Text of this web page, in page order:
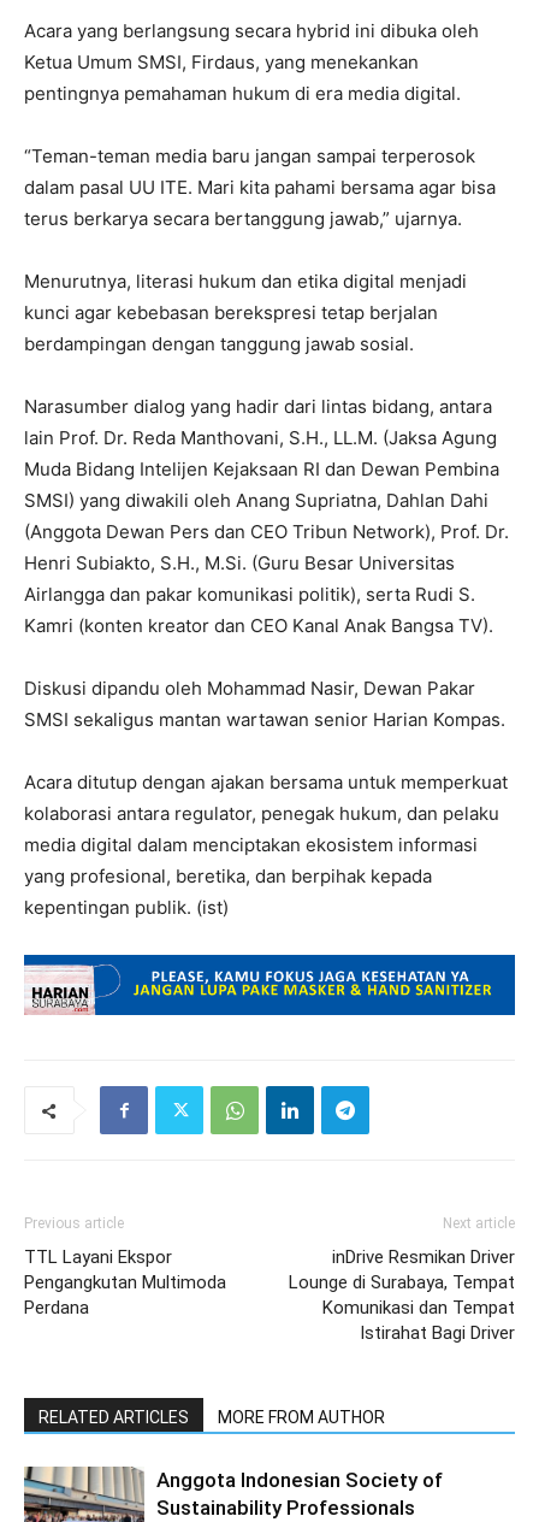
Acara yang berlangsung secara hybrid ini dibuka oleh
Ketua Umum SMSI, Firdaus, yang menekankan
pentingnya pemahaman hukum di era media digital.
“Teman-teman media baru jangan sampai terperosok
dalam pasal UU ITE. Mari kita pahami bersama agar bisa
terus berkarya secara bertanggung jawab,” ujarnya.
Menurutnya, literasi hukum dan etika digital menjadi
kunci agar kebebasan berekspresi tetap berjalan
berdampingan dengan tanggung jawab sosial.
Narasumber dialog yang hadir dari lintas bidang, antara
lain Prof. Dr. Reda Manthovani, S.H., LL.M. (Jaksa Agung
Muda Bidang Intelijen Kejaksaan RI dan Dewan Pembina
SMSI) yang diwakili oleh Anang Supriatna, Dahlan Dahi
(Anggota Dewan Pers dan CEO Tribun Network), Prof. Dr.
Henri Subiakto, S.H., M.Si. (Guru Besar Universitas
Airlangga dan pakar komunikasi politik), serta Rudi S.
Kamri (konten kreator dan CEO Kanal Anak Bangsa TV).
Diskusi dipandu oleh Mohammad Nasir, Dewan Pakar
SMSI sekaligus mantan wartawan senior Harian Kompas.
Acara ditutup dengan ajakan bersama untuk memperkuat
kolaborasi antara regulator, penegak hukum, dan pelaku
media digital dalam menciptakan ekosistem informasi
yang profesional, beretika, dan berpihak kepada
kepentingan publik. (ist)
Previous article
TTL Layani Ekspor
Pengangkutan Multimoda
Perdana
Next article
inDrive Resmikan Driver
Lounge di Surabaya, Tempat
Komunikasi dan Tempat
Istirahat Bagi Driver
RELATED ARTICLES MORE FROM AUTHOR
Anggota Indonesian Society of
Sustainability Professionals